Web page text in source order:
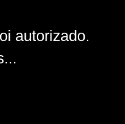
autorizado.